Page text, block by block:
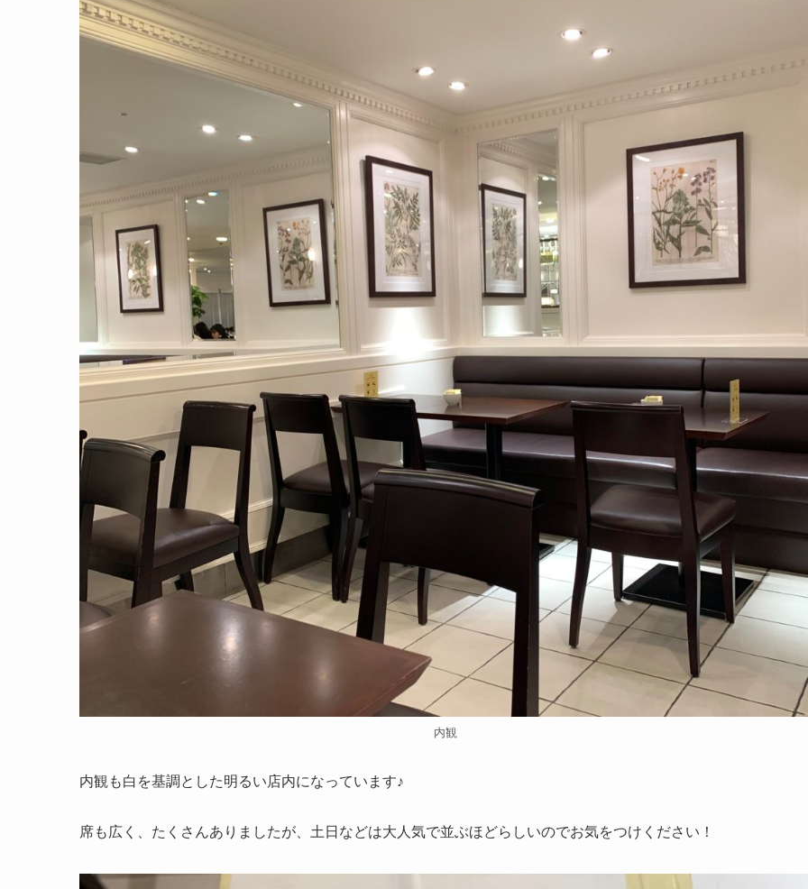
内観
内観も白を基調とした明るい店内になっています♪
席も広く、たくさんありましたが、土日などは大人気で並ぶほどらしいのでお気をつけください！